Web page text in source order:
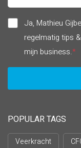
Ja, Mathieu
regelmatig tips
mijn business.*
POPULAR TAGS
Veerkracht